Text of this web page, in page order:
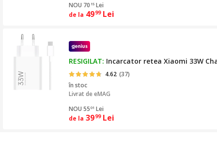
NOU 70 15 Lei
de la 4999 Lei
RESIGILAT: Incarcator retea Xiaomi 33W
4.62 (37)
în stoc
Livrat deeMAG
NOU 55 01 Lei
de la 3999 Lei